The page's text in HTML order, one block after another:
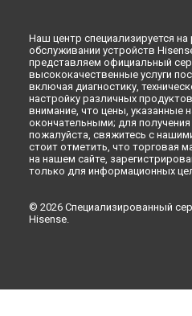
Наш центр специализируется на
обслуживании устройств
представляем официальный
высококачественные услуги
включая диагностику,
настройку различных
внимание, что цены, указанные
окончательными; для
пожалуйста, свяжитесь с
стоит отметить, что торговая
на нашем сайте,
только для информационных
© 2026 Специализированный
Hisense.